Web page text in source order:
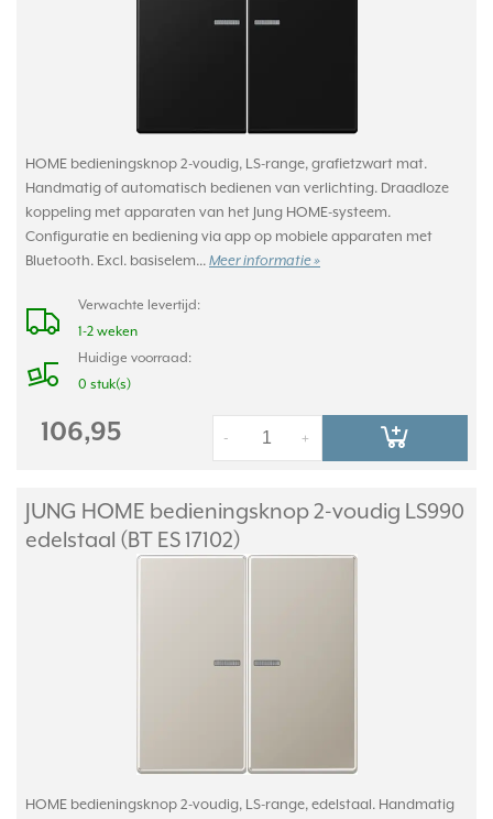
HOME bedieningsknop 2-voudig, LS-range, grafietzwart mat.
Handmatig of automatisch bedienen van verlichting. Draadloze
koppeling met apparaten van het Jung HOME-systeem.
Configuratie en bediening via app op mobiele apparaten met
Bluetooth. Excl. basiselem... Meer informatie »
Verwachte levertijd:
1-2 weken
Huidige voorraad:
0 stuk(s)
106,95 +
-
JUNG HOME bedieningsknop 2-voudig LS990
edelstaal (BT ES 17102)
HOME bedieningsknop 2-voudig, LS-range, edelstaal. Handmatig